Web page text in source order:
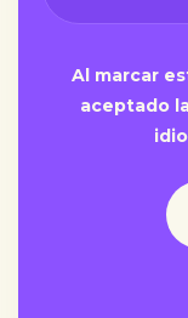
Al marcar
aceptado